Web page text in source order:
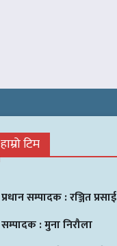
हाम्रो टिम
प्रधान सम्पादक :रञ्जित प्रसाई
सम्पादक :मुना निरौला